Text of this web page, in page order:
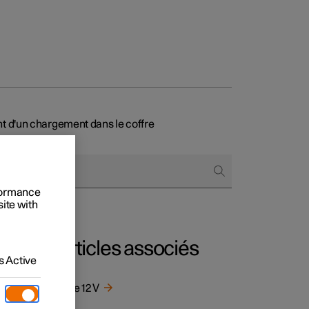
de financement
en nature
d'un chargement dans le coffre
Articles associés
Prise 12 V
with
Active